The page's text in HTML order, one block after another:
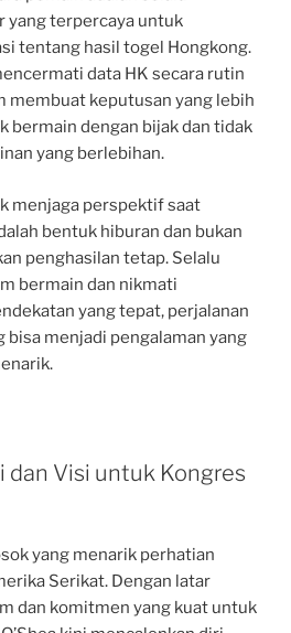
yang terpercaya untuk
tentang hasil togel Hongkong.
data HK secara rutin
membuat keputusan yang lebih
bermain dengan bijak dan tidak
yang berlebihan.
menjaga perspektif saat
bentuk hiburan dan bukan
penghasilan tetap. Selalu
bermain dan nikmati
yang tepat, perjalanan
bisa menjadi pengalaman yang
dan Visi untuk Kongres
yang menarik perhatian
Serikat. Dengan latar
dan komitmen yang kuat untuk